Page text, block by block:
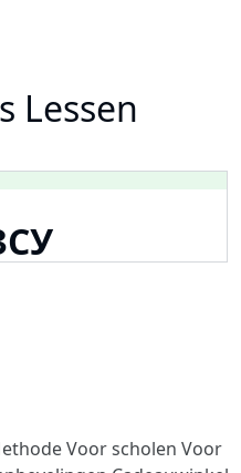
Lessen
Voor scholen Voor